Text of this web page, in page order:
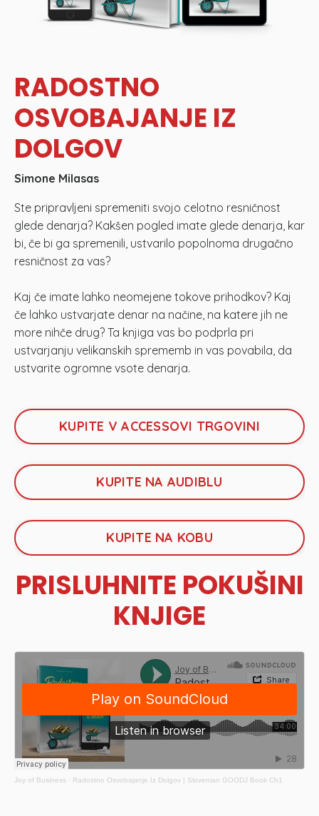
RADOSTNO
OSVOBAJANJE IZ
DOLGOV
Simone Milasas
Ste pripravljeni spremeniti svojo celotno resničnost
glede denarja? Kakšen pogled imate glede denarja, kar
bi, če bi ga spremenili, ustvarilo popolnoma drugačno
resničnost za vas?
Kaj če imate lahko neomejene tokove prihodkov? Kaj
če lahko ustvarjate denar na načine, na katere jih ne
more nihče drug? Ta knjiga vas bo podprla pri
ustvarjanju velikanskih sprememb in vas povabila, da
ustvarite ogromne vsote denarja.
KUPITE V ACCESSOVI TRGOVINI
KUPITE NA AUDIBLU
KUPITE NA KOBU
PRISLUHNITE POKUŠINI
KNJIGE
Joy of Business · Radostno Osvobajanje Iz Dolgov | Slovenian GOODJ Book Ch1